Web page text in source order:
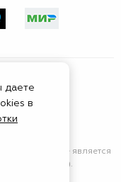
и не является
437 ГК РФ).
даете
в